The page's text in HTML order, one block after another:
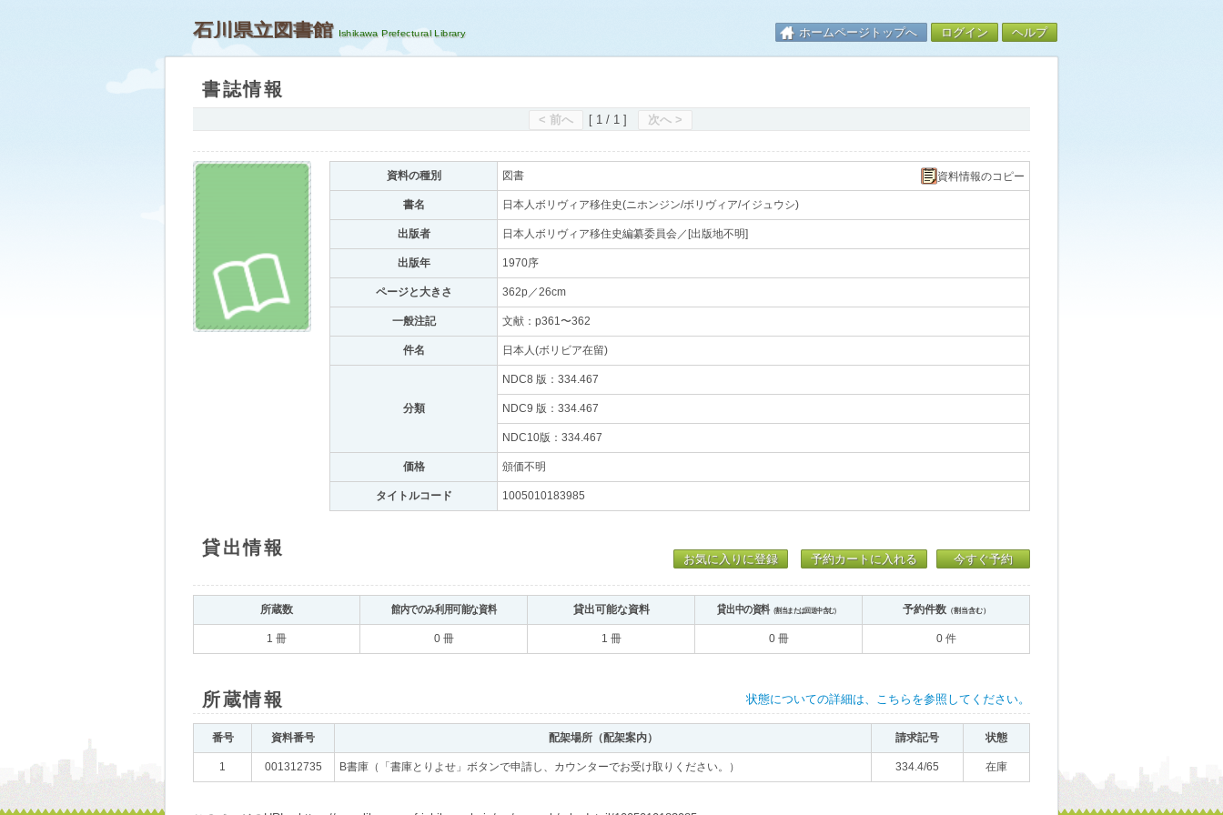
石川県立図書館 ホームページトップへ ログイン ヘルプ
書誌情報
< 前へ [ 1 / 1 ] 次へ >
資料の種別 図書 資料情報のコピー
書名 日本人ボリヴィア移住史(ニホンジン/ボリヴィア/イジュウシ)
出版者 日本人ボリヴィア移住史編纂委員会／[出版地不明]
出版年 1970序
ページと大きさ 362p／26cm
一般注記 文献：p361〜362
件名 日本人(ボリビア在留)
分類
NDC8 版：334.467
NDC9 版：334.467
NDC10版：334.467
価格 頒価不明
タイトルコード 1005010183985
貸出情報
お気に入りに登録 予約カートに入れる 今すぐ予約
所蔵数 館内でのみ利用可能な資料 貸出可能な資料 貸出中の資料（割当または回送中含む） 予約件数（割当含む）
1 冊 0 冊 1 冊 0 冊 0 件
所蔵情報 状態についての詳細は、こちらを参照してください。
番号 資料番号 配架場所（配架案内） 請求記号 状態
1 001312735 B書庫（「書庫とりよせ」ボタンで申請し、カウンターでお受け取りください。） 334.4/65 在庫